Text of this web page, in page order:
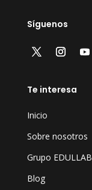
Síguenos
Te interesa
Inicio
Sobre nosotros
Grupo EDULLAB
Blog